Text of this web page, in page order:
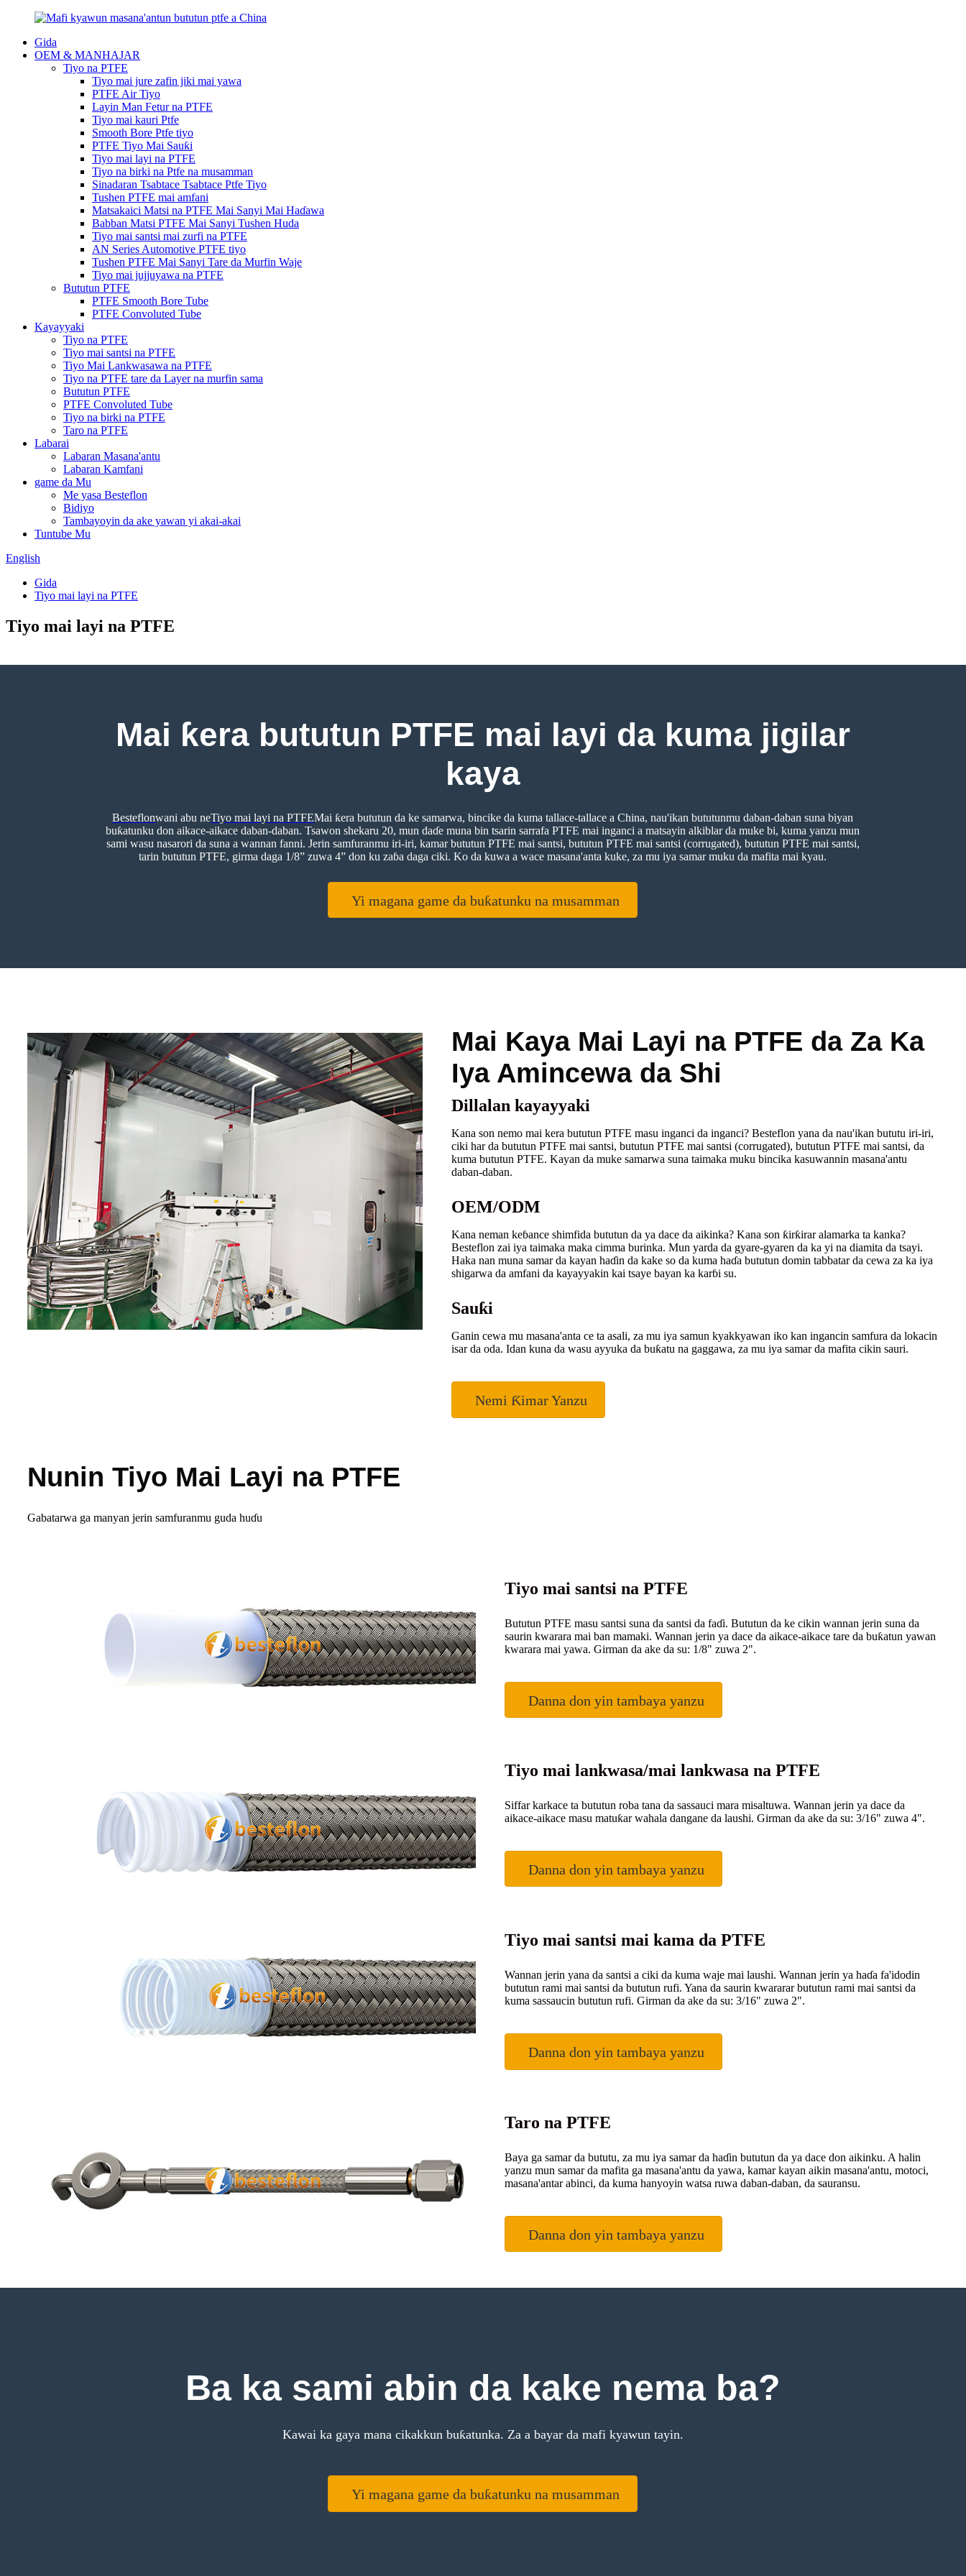
Gida
OEM & MANHAJAR
Tiyo na PTFE
Tiyo mai jure zafin jiki mai yawa
PTFE Air Tiyo
Layin Man Fetur na PTFE
Tiyo mai kauri Ptfe
Smooth Bore Ptfe tiyo
PTFE Tiyo Mai Sauƙi
Tiyo mai layi na PTFE
Tiyo na birki na Ptfe na musamman
Sinadaran Tsabtace Tsabtace Ptfe Tiyo
Tushen PTFE mai amfani
Matsakaici Matsi na PTFE Mai Sanyi Mai Haɗawa
Babban Matsi PTFE Mai Sanyi Tushen Huda
Tiyo mai santsi mai zurfi na PTFE
AN Series Automotive PTFE tiyo
Tushen PTFE Mai Sanyi Tare da Murfin Waje
Tiyo mai jujjuyawa na PTFE
Bututun PTFE
PTFE Smooth Bore Tube
PTFE Convoluted Tube
Kayayyaki
Tiyo na PTFE
Tiyo mai santsi na PTFE
Tiyo Mai Lankwasawa na PTFE
Tiyo na PTFE tare da Layer na murfin sama
Bututun PTFE
PTFE Convoluted Tube
Tiyo na birki na PTFE
Taro na PTFE
Labarai
Labaran Masana'antu
Labaran Kamfani
game da Mu
Me yasa Besteflon
Bidiyo
Tambayoyin da ake yawan yi akai-akai
Tuntube Mu
English
Gida
Tiyo mai layi na PTFE
Tiyo mai layi na PTFE
Mai ƙera bututun PTFE mai layi da kuma jigilar
kaya
Besteflonwani abu neTiyo mai layi na PTFEMai ƙera bututun da ke samarwa, bincike da kuma tallace-tallace a China, nau'ikan bututunmu daban-daban suna biyan
buƙatunku don aikace-aikace daban-daban. Tsawon shekaru 20, mun daɗe muna bin tsarin sarrafa PTFE mai inganci a matsayin alkiblar da muke bi, kuma yanzu mun
sami wasu nasarori da suna a wannan fanni. Jerin samfuranmu iri-iri, kamar bututun PTFE mai santsi, bututun PTFE mai santsi (corrugated), bututun PTFE mai santsi,
tarin bututun PTFE, girma daga 1/8” zuwa 4” don ku zaɓa daga ciki. Ko da kuwa a wace masana'anta kuke, za mu iya samar muku da mafita mai kyau.
Yi magana game da buƙatunku na musamman
Mai Kaya Mai Layi na PTFE da Za Ka
Iya Amincewa da Shi
Dillalan kayayyaki
Kana son nemo mai kera bututun PTFE masu inganci da inganci? Besteflon yana da nau'ikan bututu iri-iri,
ciki har da bututun PTFE mai santsi, bututun PTFE mai santsi (corrugated), bututun PTFE mai santsi, da
kuma bututun PTFE. Kayan da muke samarwa suna taimaka muku bincika kasuwannin masana'antu
daban-daban.
OEM/ODM
Kana neman keɓance shimfida bututun da ya dace da aikinka? Kana son ƙirƙirar alamarka ta kanka?
Besteflon zai iya taimaka maka cimma burinka. Mun yarda da gyare-gyaren da ka yi na diamita da tsayi.
Haka nan muna samar da kayan haɗin da kake so da kuma haɗa bututun domin tabbatar da cewa za ka iya
shigarwa da amfani da kayayyakin kai tsaye bayan ka karɓi su.
Sauƙi
Ganin cewa mu masana'anta ce ta asali, za mu iya samun kyakkyawan iko kan ingancin samfura da lokacin
isar da oda. Idan kuna da wasu ayyuka da buƙatu na gaggawa, za mu iya samar da mafita cikin sauri.
Nemi Ƙimar Yanzu
Nunin Tiyo Mai Layi na PTFE
Gabatarwa ga manyan jerin samfuranmu guda huɗu
Tiyo mai santsi na PTFE
Bututun PTFE masu santsi suna da santsi da faɗi. Bututun da ke cikin wannan jerin suna da
saurin kwarara mai ban mamaki. Wannan jerin ya dace da aikace-aikace tare da buƙatun yawan
kwarara mai yawa. Girman da ake da su: 1/8" zuwa 2".
Danna don yin tambaya yanzu
Tiyo mai lankwasa/mai lankwasa na PTFE
Siffar karkace ta bututun roba tana da sassauci mara misaltuwa. Wannan jerin ya dace da
aikace-aikace masu matuƙar wahala dangane da laushi. Girman da ake da su: 3/16" zuwa 4".
Danna don yin tambaya yanzu
Tiyo mai santsi mai kama da PTFE
Wannan jerin yana da santsi a ciki da kuma waje mai laushi. Wannan jerin ya haɗa fa'idodin
bututun rami mai santsi da bututun rufi. Yana da saurin kwararar bututun rami mai santsi da
kuma sassaucin bututun rufi. Girman da ake da su: 3/16" zuwa 2".
Danna don yin tambaya yanzu
Taro na PTFE
Baya ga samar da bututu, za mu iya samar da haɗin bututun da ya dace don aikinku. A halin
yanzu mun samar da mafita ga masana'antu da yawa, kamar kayan aikin masana'antu, motoci,
masana'antar abinci, da kuma hanyoyin watsa ruwa daban-daban, da sauransu.
Danna don yin tambaya yanzu
Ba ka sami abin da kake nema ba?
Kawai ka gaya mana cikakkun buƙatunka. Za a bayar da mafi kyawun tayin.
Yi magana game da buƙatunku na musamman